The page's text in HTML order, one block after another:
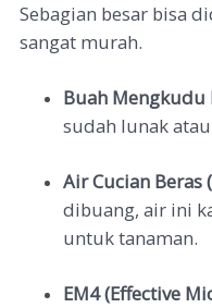
Sebagian besar bisa
sangat murah.
Buah Mengkudu
sudah lunak
Air Cucian Beras
dibuang, air ini
untuk tanaman.
EM4 (Effective